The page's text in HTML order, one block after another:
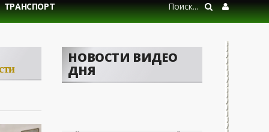
ТРАНСПОРТ
НОВОСТИ ВИДЕО
ДНЯ